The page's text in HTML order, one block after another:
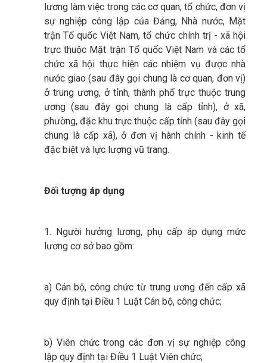
lương làm việc trong các cơ quan, tổ chức, đơn vị
sự nghiệp công lập của Đảng, Nhà nước, Mặt
trận Tổ quốc Việt Nam, tổ chức chính trị - xã hội
trực thuộc Mặt trận Tổ quốc Việt Nam và các tổ
chức xã hội thực hiện các nhiệm vụ được nhà
nước giao (sau đây gọi chung là cơ quan, đơn vị)
ở trung ương, ở tỉnh, thành phố trực thuộc trung
ương (sau đây gọi chung là cấp tỉnh), ở xã,
phường, đặc khu trực thuộc cấp tỉnh (sau đây gọi
chung là cấp xã), ở đơn vị hành chính - kinh tế
đặc biệt và lực lượng vũ trang.
Đối tượng áp dụng
1. Người hưởng lương, phụ cấp áp dụng mức
lương cơ sở bao gồm:
a) Cán bộ, công chức từ trung ương đến cấp xã
quy định tại Điều 1 Luật Cán bộ, công chức;
b) Viên chức trong các đơn vị sự nghiệp công
lập quy định tại Điều 1 Luật Viên chức;